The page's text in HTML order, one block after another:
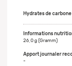
Hydrates de carbone
26,0 g (Gramm)
-